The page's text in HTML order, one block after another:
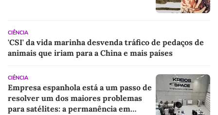
CIÊNCIA
'CSI' da vida marinha desvenda tráfico de pedaços de
animais que iriam para a China e mais países
CIÊNCIA
Empresa espanhola está a um passo de
resolver um dos maiores problemas
para satélites: a permanência em